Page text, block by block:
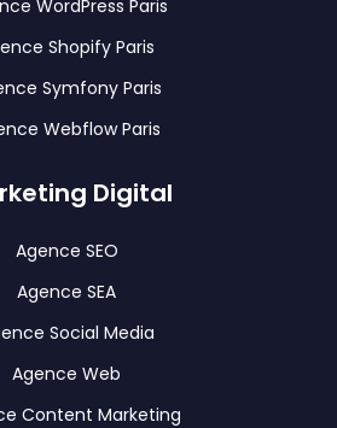
WordPress Paris
Shopify Paris
Symfony Paris
Webflow Paris
Digital
Agence SEO
Agence SEA
Social Media
Agence Web
Content Marketing